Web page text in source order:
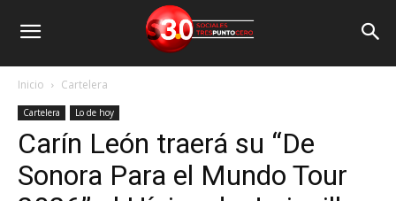
Inicio Cartelera
Cartelera Lo de hoy
Carín León traerá su “De
Sonora Para el Mundo Tour